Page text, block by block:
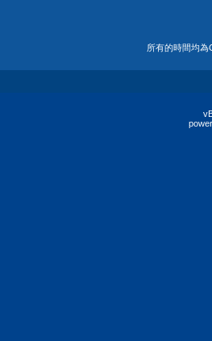
所有的時間均為